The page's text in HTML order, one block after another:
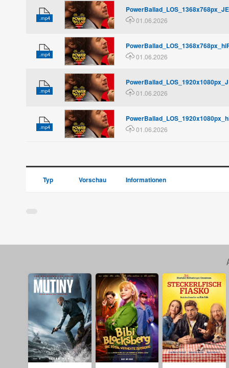
.mp4 01.06.2026
.mp4 01.06.2026
.mp4 01.06.2026
.mp4 01.06.2026
Typ Vorschau Informationen